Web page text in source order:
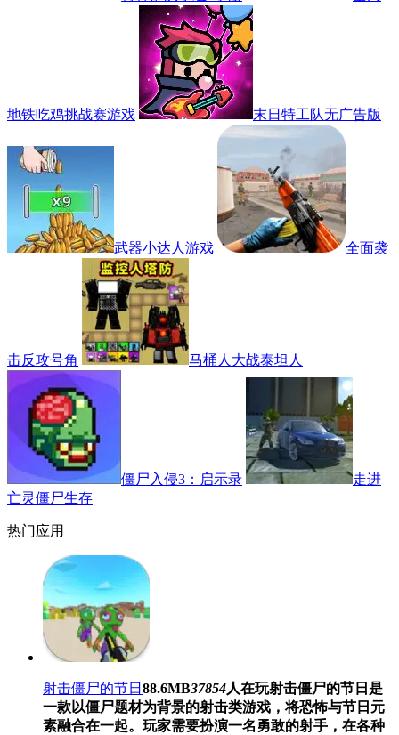
地铁吃鸡挑战赛游戏 末日特工队无广告版
武器小达人游戏 全面袭
击反攻号角 马桶人大战泰坦人
僵尸入侵3：启示录
走进
亡灵僵尸生存
热门应用
射击僵尸的节日 88.6MB37854人在玩射击僵尸的节日是
一款以僵尸题材为背景的射击类游戏，将恐怖与节日元
素融合在一起。玩家需要扮演一名勇敢的射手，在各种